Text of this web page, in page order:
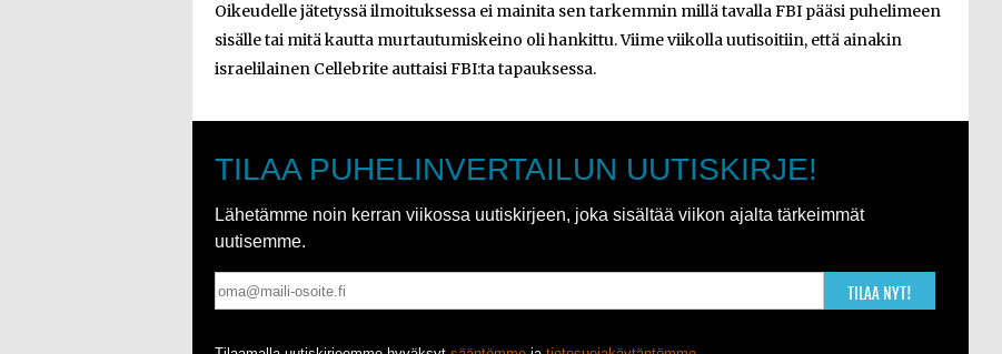
Oikeudelle jätetyssä ilmoituksessa ei mainita sen tarkemmin millä tavalla FBI pääsi puhelimeen
sisälle tai mitä kautta murtautumiskeino oli hankittu. Viime viikolla uutisoitiin, että ainakin
israelilainen Cellebrite auttaisi FBI:ta tapauksessa.
TILAA PUHELINVERTAILUN UUTISKIRJE!
Lähetämme noin kerran viikossa uutiskirjeen, joka sisältää viikon ajalta tärkeimmät
uutisemme.
TILAA NYT!